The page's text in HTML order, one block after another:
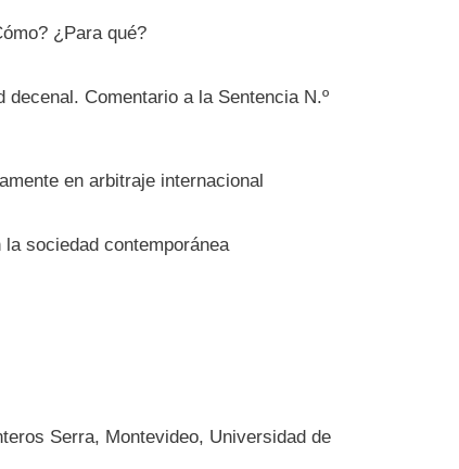
¿Para qué?
Comentario a la Sentencia N.º
en arbitraje internacional
sociedad contemporánea
Serra, Montevideo, Universidad de